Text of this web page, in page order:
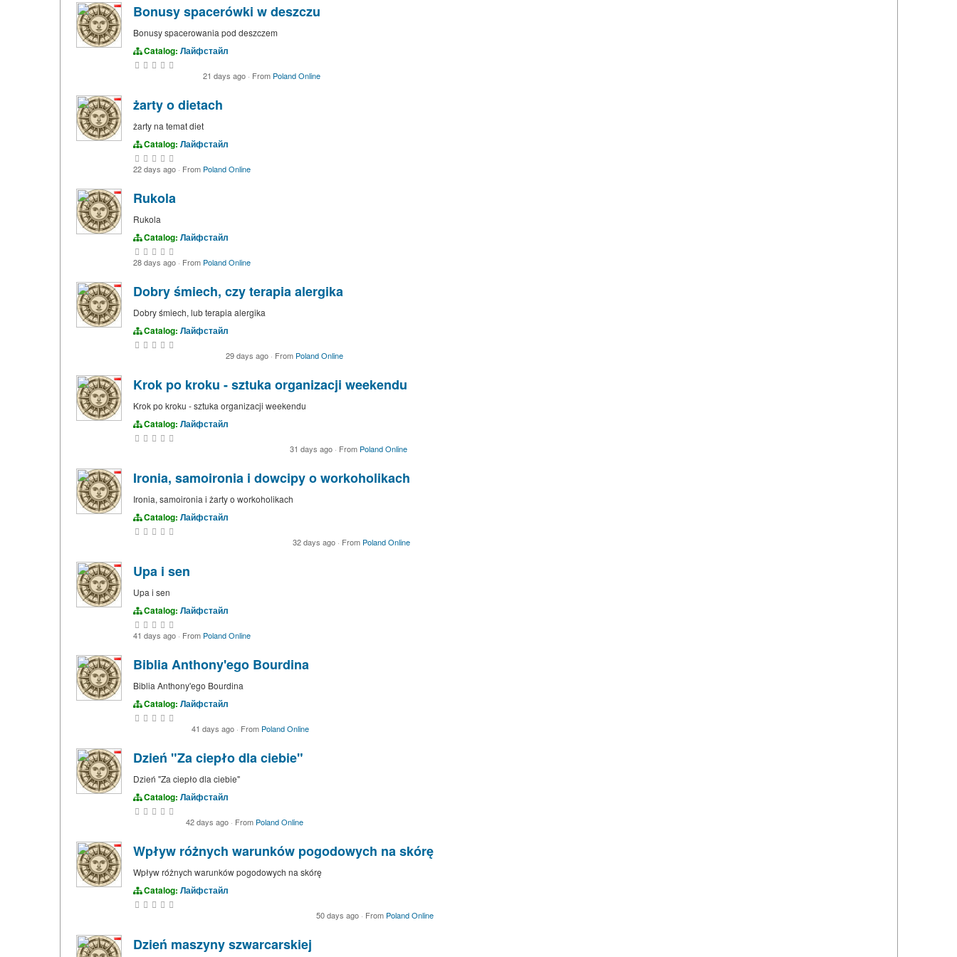
Bonusy spacerówki w deszczu
Bonusy spacerowania pod deszczem
Catalog: Лайфстайл
21 days ago · From Poland Online
żarty o dietach
żarty na temat diet
Catalog: Лайфстайл
22 days ago · From Poland Online
Rukola
Rukola
Catalog: Лайфстайл
28 days ago · From Poland Online
Dobry śmiech, czy terapia alergika
Dobry śmiech, lub terapia alergika
Catalog: Лайфстайл
29 days ago · From Poland Online
Krok po kroku - sztuka organizacji weekendu
Krok po kroku - sztuka organizacji weekendu
Catalog: Лайфстайл
31 days ago · From Poland Online
Ironia, samoironia i dowcipy o workoholikach
Ironia, samoironia i żarty o workoholikach
Catalog: Лайфстайл
32 days ago · From Poland Online
Upa i sen
Upa i sen
Catalog: Лайфстайл
41 days ago · From Poland Online
Biblia Anthony'ego Bourdina
Biblia Anthony'ego Bourdina
Catalog: Лайфстайл
41 days ago · From Poland Online
Dzień "Za ciepło dla ciebie"
Dzień "Za ciepło dla ciebie"
Catalog: Лайфстайл
42 days ago · From Poland Online
Wpływ różnych warunków pogodowych na skórę
Wpływ różnych warunków pogodowych na skórę
Catalog: Лайфстайл
50 days ago · From Poland Online
Dzień maszyny szwarcarskiej